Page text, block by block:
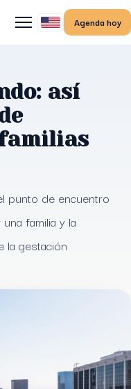
Agenda hoy
así
punto de encuentro
familia y la
la gestación